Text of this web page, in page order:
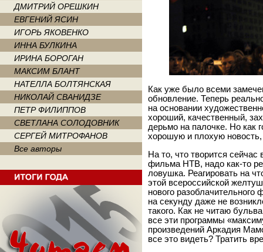
ДМИТРИЙ ОРЕШКИН
ЕВГЕНИЙ ЯСИН
ИГОРЬ ЯКОВЕНКО
ИННА БУЛКИНА
ИРИНА БОРОГАН
МАКСИМ БЛАНТ
НАТЕЛЛА БОЛТЯНСКАЯ
НИКОЛАЙ СВАНИДЗЕ
ПЕТР ФИЛИППОВ
СВЕТЛАНА СОЛОДОВНИК
СЕРГЕЙ МИТРОФАНОВ
Все авторы
Как уже было всеми
обновление. Теперь
на основании
хороший, качественный,
дерьмо на палочке. Но как
хорошую и плохую
На то, что творится сейчас
фильма НТВ, надо как-то
ловушка. Реагировать на
этой всероссийской
нового
на секунду даже не
такого. Как не читаю
все эти программы
произведений Аркадия
все это видеть? Тратить